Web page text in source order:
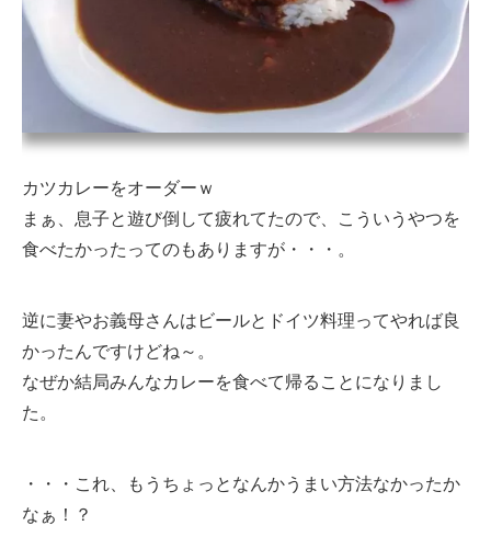
カツカレーをオーダーｗ
まぁ、息子と遊び倒して疲れてたので、こういうやつを
食べたかったってのもありますが・・・。
逆に妻やお義母さんはビールとドイツ料理ってやれば良
かったんですけどね～。
なぜか結局みんなカレーを食べて帰ることになりまし
た。
・・・これ、もうちょっとなんかうまい方法なかったか
なぁ！？